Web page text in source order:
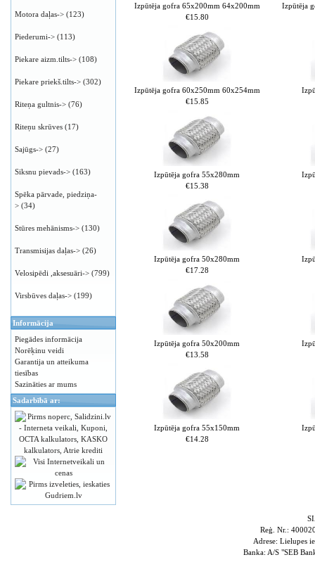
Izpūtēja gofra 65x200mm 64x200mm
€15.80
Izpūtēja
Izpūtēja gofra 60x250mm 60x254mm
€15.85
Izpūtēja gofra 55x280mm
€15.38
Izpūtēja gofra 50x280mm
€17.28
Izpūtēja gofra 50x200mm
€13.58
Izpūtēja gofra 55x150mm
€14.28
Motora daļas-> (123)
Piederumi-> (113)
Piekare aizm.tilts-> (108)
Piekare priekš.tilts-> (302)
Riteņa gultnis-> (76)
Riteņu skrūves (17)
Sajūgs-> (27)
Siksnu pievads-> (163)
Spēka pārvade, piedziņa-
> (34)
Stūres mehānisms-> (130)
Transmisijas daļas-> (26)
Velosipēdi ,aksesuāri-> (799)
Virsbūves daļas-> (199)
Informācija
Piegādes informācija
Norēķinu veidi
Garantija un atteikuma
tiesības
Sazināties ar mums
Sadarbībā ar:
Reģ. Nr.:
Adrese: Lielupes
Banka: A/S "SEB